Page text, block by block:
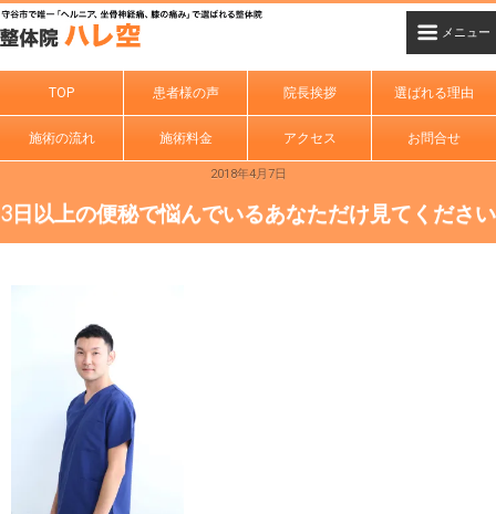
TOP 患者様の声 院長挨拶 選ばれる理由
施術の流れ 施術料金 アクセス お問合せ
2018年4月7日
3日以上の便秘で悩んでいるあなただけ見てください